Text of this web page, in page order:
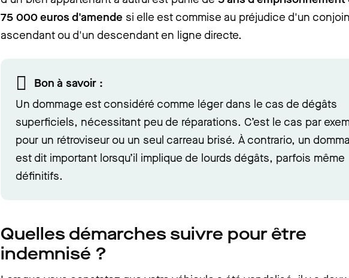
75 000 euros d'amende si elle est commise au préjudice d'un
ascendant ou d'un descendant en ligne directe.
Bon à savoir :
Un dommage est considéré comme léger dans le cas de dégâts
superficiels, nécessitant peu de réparations. C’est le cas par
pour un rétroviseur ou un seul carreau brisé. À contrario, un
est dit important lorsqu’il implique de lourds dégâts, parfois même
définitifs.
Quelles démarches suivre pour être
indemnisé ?